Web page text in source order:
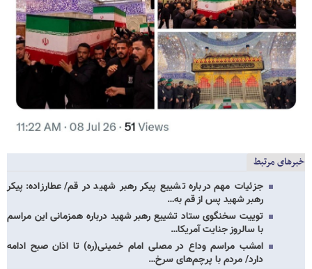
خبرهای مرتبط
جزئیات مهم درباره تشییع پیکر رهبر شهید در قم/ عطارزاده: پیکر
رهبر شهید پس از قم به…
توییت سخنگوی ستاد تشییع رهبر شهید درباره همزمانی این مراسم
با سالروز جنایت آمریکا…
امشب مراسم وداع در مصلی امام خمینی(ره) تا اذان صبح ادامه
دارد/ مردم با پرچم‌های سرخ…